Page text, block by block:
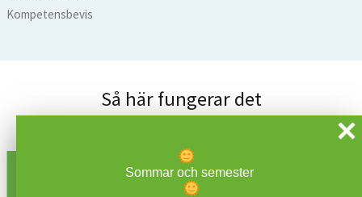
Kompetensbevis
Så här fungerar det
Sommar och semester